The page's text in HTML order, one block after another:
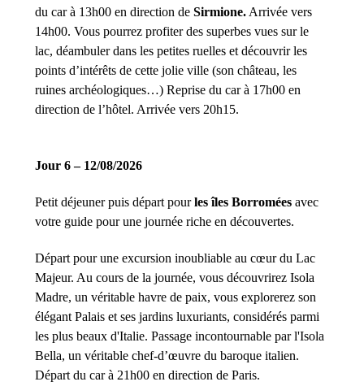
du car à 13h00 en direction de Sirmione. Arrivée vers
14h00. Vous pourrez profiter des superbes vues sur le
lac, déambuler dans les petites ruelles et découvrir les
points d’intérêts de cette jolie ville (son château, les
ruines archéologiques…) Reprise du car à 17h00 en
direction de l’hôtel. Arrivée vers 20h15.
Jour 6 – 12/08/2026
Petit déjeuner puis départ pourles îles Borromées avec
votre guide pour une journée riche en découvertes.
Départ pour une excursion inoubliable au cœur du Lac
Majeur. Au cours de la journée, vous découvrirez Isola
Madre, un véritable havre de paix, vous explorerez son
élégant Palais et ses jardins luxuriants, considérés parmi
les plus beaux d'Italie. Passage incontournable par l'Isola
Bella, un véritable chef-d’œuvre du baroque italien.
Départ du car à 21h00 en direction de Paris.